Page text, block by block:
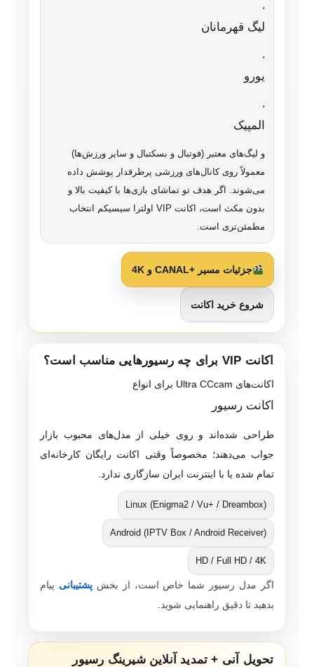
،
لیگ قهرمانان
،
یورو
،
المپیک
و لیگ‌های معتبر (فوتبال و بسکتبال و سایر ورزش‌ها)
معمولاً روی کانال‌های ورزشی پرطرفدار پوشش داده
می‌شوند. اگر هدف تو تماشای بازی‌ها با کیفیت بالا و
بدون مکث است، اکانت VIP اولترا سیسیکم انتخاب
مطمئن‌تری است.
جزئیات مسیر +CANAL و 4K
شروع خرید اکانت
اکانت VIP برای چه رسیورهایی مناسب است؟
اکانت‌های Ultra CCcam برای انواع
اکانت رسیور
طراحی شده‌اند و روی خیلی از مدل‌های محبوب بازار
جواب می‌دهند؛ مخصوصاً وقتی اکانت رایگان کارخانه‌ای
تمام شده یا با اینترنت ایران سازگاری ندارد.
Linux (Enigma2 / Vu+ / Dreambox)
Android (IPTV Box / Android Receiver)
HD / Full HD / 4K
اگر مدل رسیور شما خاص است، از بخش پشتیبانی پیام
بدهید تا دقیق راهنمایی شوید.
تحویل آنی + تمدید آنلاین شیرینگ رسیور